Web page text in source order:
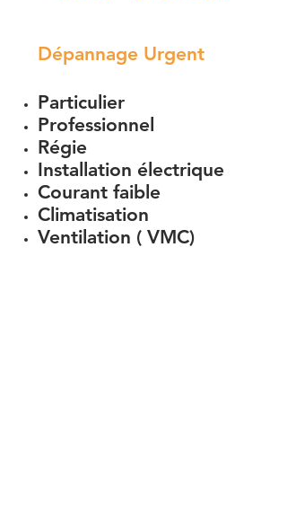
Dépannage Urgent
Particulier
Professionnel
Régie
Installation électrique
Courant faible
Climatisation
Ventilation ( VMC)